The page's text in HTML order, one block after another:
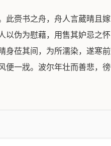
赍书之舟，舟人言葳晴且
伪为慰藉，用售其妒忌之
莅其间，为所濡染，遂寒
便一戕。波尔年壮而善悲，